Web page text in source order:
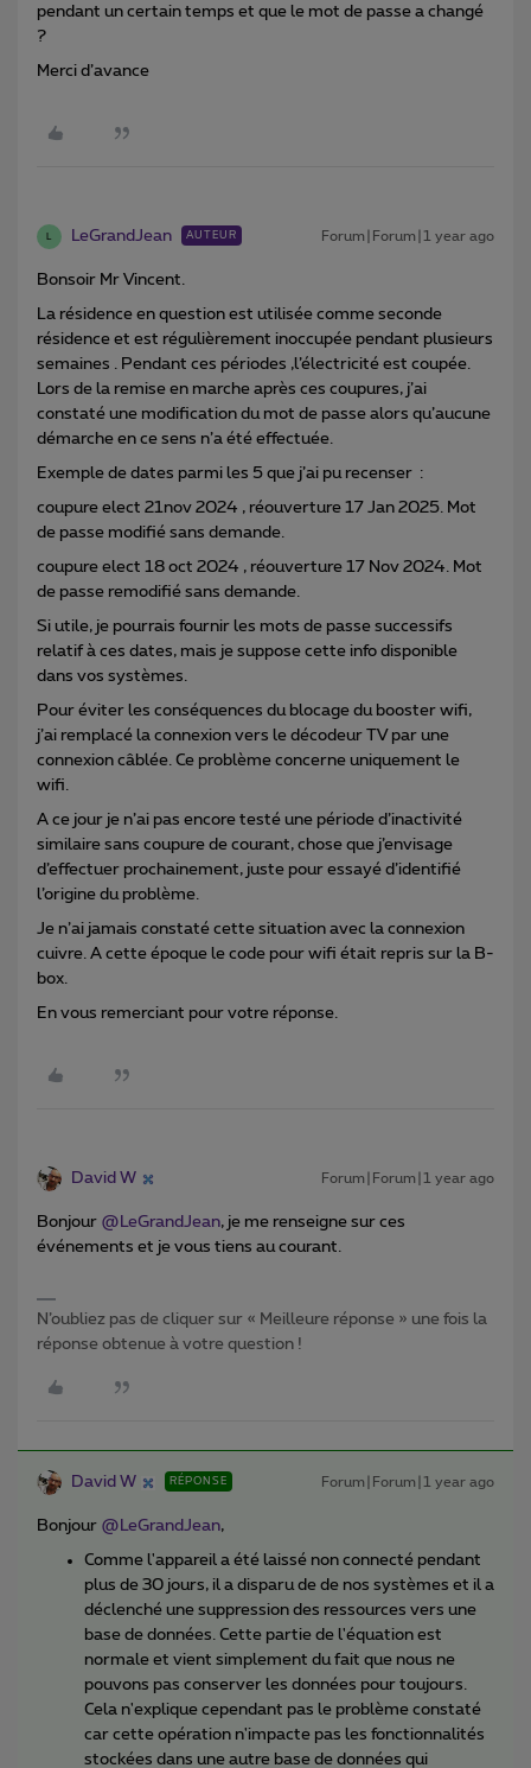
pendant un certain temps et que le mot de passe a changé
?
Merci d’avance
L LeGrandJean AUTEUR Forum|Forum|1 year ago
Bonsoir Mr Vincent.
La résidence en question est utilisée comme seconde
résidence et est régulièrement inoccupée pendant plusieurs
semaines . Pendant ces périodes ,l’électricité est coupée.
Lors de la remise en marche après ces coupures, j’ai
constaté une modification du mot de passe alors qu’aucune
démarche en ce sens n’a été effectuée.
Exemple de dates parmi les 5 que j’ai pu recenser :
coupure elect 21nov 2024 , réouverture 17 Jan 2025. Mot
de passe modifié sans demande.
coupure elect 18 oct 2024 , réouverture 17 Nov 2024. Mot
de passe remodifié sans demande.
Si utile, je pourrais fournir les mots de passe successifs
relatif à ces dates, mais je suppose cette info disponible
dans vos systèmes.
Pour éviter les conséquences du blocage du booster wifi,
j’ai remplacé la connexion vers le décodeur TV par une
connexion câblée. Ce problème concerne uniquement le
wifi.
A ce jour je n’ai pas encore testé une période d’inactivité
similaire sans coupure de courant, chose que j’envisage
d’effectuer prochainement, juste pour essayé d’identifié
l’origine du problème.
Je n’ai jamais constaté cette situation avec la connexion
cuivre. A cette époque le code pour wifi était repris sur la B-
box.
En vous remerciant pour votre réponse.
David W Forum|Forum|1 year ago
Bonjour ​ @LeGrandJean, je me renseigne sur ces
événements et je vous tiens au courant.
N’oubliez pas de cliquer sur « Meilleure réponse » une fois la
réponse obtenue à votre question !
David W RÉPONSE Forum|Forum|1 year ago
Bonjour ​ @LeGrandJean,
Comme l'appareil a été laissé non connecté pendant
plus de 30 jours, il a disparu de de nos systèmes et il a
déclenché une suppression des ressources vers une
base de données. Cette partie de l'équation est
normale et vient simplement du fait que nous ne
pouvons pas conserver les données pour toujours.
Cela n'explique cependant pas le problème constaté
car cette opération n'impacte pas les fonctionnalités
stockées dans une autre base de données qui